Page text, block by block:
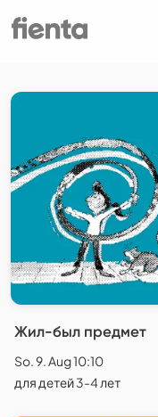
Жил-был предмет
So. 9. Aug 10:10
для детей 3-4 лет